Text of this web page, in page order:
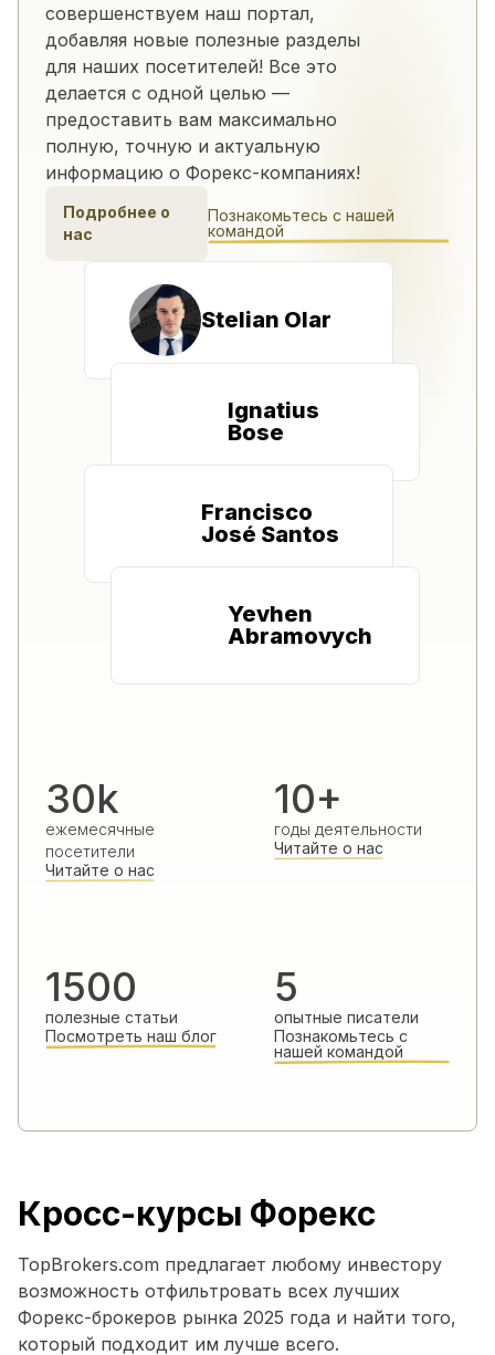
совершенствуем наш портал,
добавляя новые полезные разделы
для наших посетителей! Все это
делается с одной целью —
предоставить вам максимально
полную, точную и актуальную
информацию о Форекс-компаниях!
Подробнее о
нас
Познакомьтесь с нашей
командой
Stelian Olar
Ignatius
Bose
Francisco
José Santos
Yevhen
Abramovych
30k
ежемесячные
посетители
Читайте о нас
10+
годы деятельности
Читайте о нас
1500
полезные статьи
Посмотреть наш блог
5
опытные писатели
Познакомьтесь с
нашей командой
Кросс-курсы Форекс
TopBrokers.com предлагает любому инвестору
возможность отфильтровать всех лучших
Форекс-брокеров рынка 2025 года и найти того,
который подходит им лучше всего.